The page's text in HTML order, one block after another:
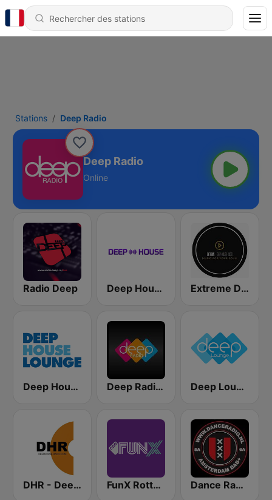
Stations Deep Radio
Deep Radio
Online
Radio Deep Deep House Radio Extreme Deep House Radio
Deep House Lounge Deep Radio Europe Deep Lounge
DHR - Deep House Radio FunX Rotterdam Dance Radio Amsterdam